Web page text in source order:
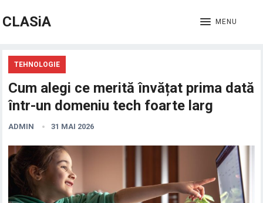
CLASiA MENU
TEHNOLOGIE
Cum alegi ce merită învățat prima dată
într-un domeniu tech foarte larg
ADMIN 31 MAI 2026